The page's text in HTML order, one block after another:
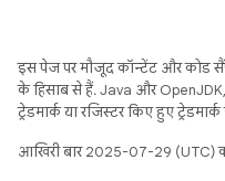
इस पेज पर मौजूद कॉन्टेंट और कोड
के हिसाब से हैं. Java और
ट्रेडमार्क या रजिस्टर किए हुए ट्रेडमार्क
आखिरी बार 2025-07-29 (UTC)